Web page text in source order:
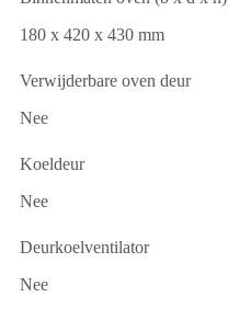
180 x 420 x 430 mm
Verwijderbare oven deur
Nee
Koeldeur
Nee
Deurkoelventilator
Nee